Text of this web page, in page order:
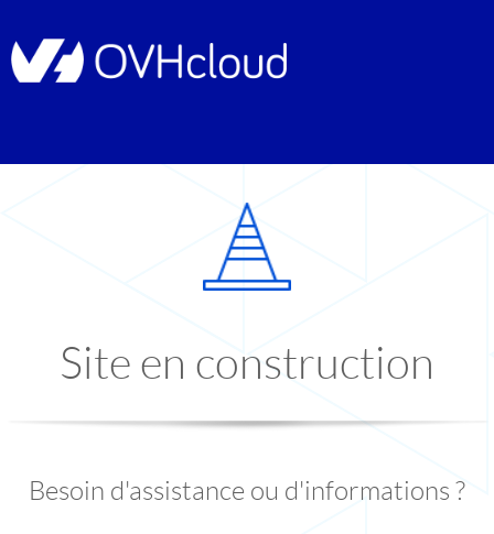
Site en construction
Besoin d'assistance ou d'informations ?